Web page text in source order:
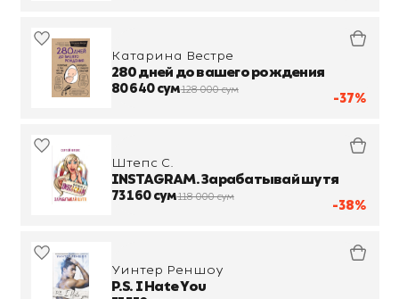
-37%
Катарина Вестре
280 дней до вашего рождения
80 640 сум128 000 сум
-38%
Штепс С.
INSTAGRAM. Зарабатывай шутя
73 160 сум118 000 сум
Уинтер Реншоу
P.S. I Hate You